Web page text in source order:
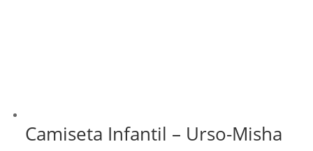
Camiseta Infantil – Urso-Misha